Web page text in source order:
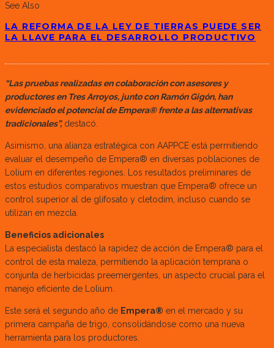
See Also
LA REFORMA DE LA LEY DE TIERRAS PUEDE SER
LA LLAVE PARA EL DESARROLLO PRODUCTIVO
“Las pruebas realizadas en colaboración con asesores y
productores en Tres Arroyos, junto con Ramón Gigón, han
evidenciado el potencial de Empera® frente a las alternativas
tradicionales”,destacó.
Asimismo, una alianza estratégica con AAPPCE está permitiendo
evaluar el desempeño de Empera® en diversas poblaciones de
Lolium en diferentes regiones. Los resultados preliminares de
estos estudios comparativos muestran que Empera® ofrece un
control superior al de glifosato y cletodim, incluso cuando se
utilizan en mezcla.
Beneficios adicionales
La especialista destacó la rapidez de acción de Empera® para el
control de esta maleza, permitiendo la aplicación temprana o
conjunta de herbicidas preemergentes, un aspecto crucial para el
manejo eficiente de Lolium.
Este será el segundo año de Empera® en el mercado y su
primera campaña de trigo, consolidándose como una nueva
herramienta para los productores.